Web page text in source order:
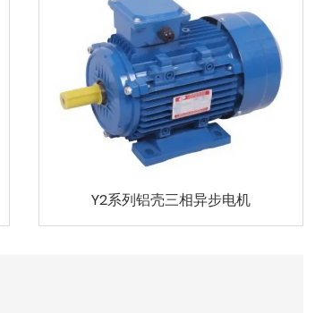
Y2系列铝壳三相异步电机